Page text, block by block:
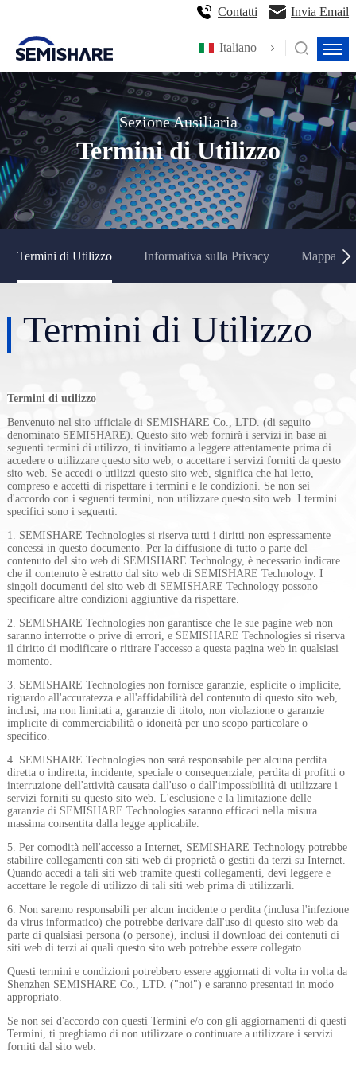
Italiano
Contatti Invia Email
Sezione Ausiliaria
Termini di Utilizzo
Termini di Utilizzo Informativa sulla Privacy Mappa
Termini di Utilizzo
Termini di utilizzo
Benvenuto nel sito ufficiale di SEMISHARE Co., LTD. (di seguito
denominato SEMISHARE). Questo sito web fornirà i servizi in base ai
seguenti termini di utilizzo, ti invitiamo a leggere attentamente prima di
accedere o utilizzare questo sito web, o accettare i servizi forniti da questo
sito web. Se accedi o utilizzi questo sito web, significa che hai letto,
compreso e accetti di rispettare i termini e le condizioni. Se non sei
d'accordo con i seguenti termini, non utilizzare questo sito web. I termini
specifici sono i seguenti:
1. SEMISHARE Technologies si riserva tutti i diritti non espressamente
concessi in questo documento. Per la diffusione di tutto o parte del
contenuto del sito web di SEMISHARE Technology, è necessario indicare
che il contenuto è estratto dal sito web di SEMISHARE Technology. I
singoli documenti del sito web di SEMISHARE Technology possono
specificare altre condizioni aggiuntive da rispettare.
2. SEMISHARE Technologies non garantisce che le sue pagine web non
saranno interrotte o prive di errori, e SEMISHARE Technologies si riserva
il diritto di modificare o ritirare l'accesso a questa pagina web in qualsiasi
momento.
3. SEMISHARE Technologies non fornisce garanzie, esplicite o implicite,
riguardo all'accuratezza e all'affidabilità del contenuto di questo sito web,
inclusi, ma non limitati a, garanzie di titolo, non violazione o garanzie
implicite di commerciabilità o idoneità per uno scopo particolare o
specifico.
4. SEMISHARE Technologies non sarà responsabile per alcuna perdita
diretta o indiretta, incidente, speciale o consequenziale, perdita di profitti o
interruzione dell'attività causata dall'uso o dall'impossibilità di utilizzare i
servizi forniti su questo sito web. L'esclusione e la limitazione delle
garanzie di SEMISHARE Technologies saranno efficaci nella misura
massima consentita dalla legge applicabile.
5. Per comodità nell'accesso a Internet, SEMISHARE Technology potrebbe
stabilire collegamenti con siti web di proprietà o gestiti da terzi su Internet.
Quando accedi a tali siti web tramite questi collegamenti, devi leggere e
accettare le regole di utilizzo di tali siti web prima di utilizzarli.
6. Non saremo responsabili per alcun incidente o perdita (inclusa l'infezione
da virus informatico) che potrebbe derivare dall'uso di questo sito web da
parte di qualsiasi persona (o persone), inclusi il download dei contenuti di
siti web di terzi ai quali questo sito web potrebbe essere collegato.
Questi termini e condizioni potrebbero essere aggiornati di volta in volta da
Shenzhen SEMISHARE Co., LTD. ("noi") e saranno presentati in modo
appropriato.
Se non sei d'accordo con questi Termini e/o con gli aggiornamenti di questi
Termini, ti preghiamo di non utilizzare o continuare a utilizzare i servizi
forniti dal sito web.